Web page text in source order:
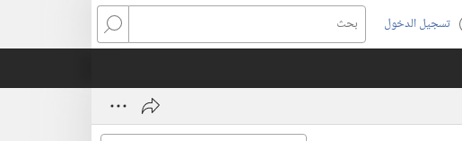
تسجيل الدخول
(يفتح
نافذة
بحث